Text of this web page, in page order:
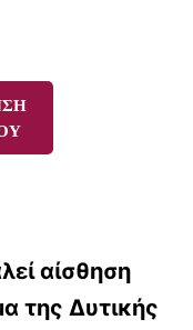
αίσθηση
της Δυτικής